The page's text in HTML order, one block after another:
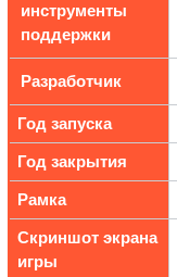
инструменты
поддержки
Разработчик
Год запуска
Год закрытия
Рамка
Скриншот экрана
игры